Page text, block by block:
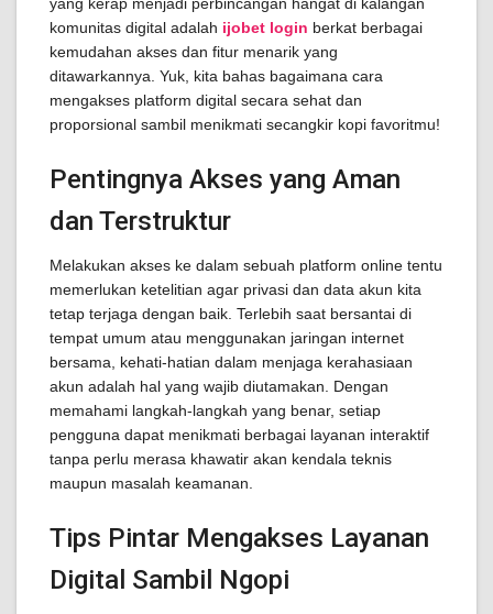
yang kerap menjadi perbincangan hangat di kalangan
komunitas digital adalah ijobet login berkat berbagai
kemudahan akses dan fitur menarik yang
ditawarkannya. Yuk, kita bahas bagaimana cara
mengakses platform digital secara sehat dan
proporsional sambil menikmati secangkir kopi favoritmu!
Pentingnya Akses yang Aman
dan Terstruktur
Melakukan akses ke dalam sebuah platform online tentu
memerlukan ketelitian agar privasi dan data akun kita
tetap terjaga dengan baik. Terlebih saat bersantai di
tempat umum atau menggunakan jaringan internet
bersama, kehati-hatian dalam menjaga kerahasiaan
akun adalah hal yang wajib diutamakan. Dengan
memahami langkah-langkah yang benar, setiap
pengguna dapat menikmati berbagai layanan interaktif
tanpa perlu merasa khawatir akan kendala teknis
maupun masalah keamanan.
Tips Pintar Mengakses Layanan
Digital Sambil Ngopi